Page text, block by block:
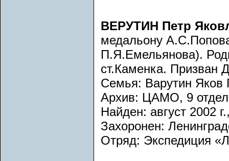
ВЕРУТИН Петр
медальону
П.Я.Емельянова).
ст.Каменка. Призван
Семья: Варутин Яков
Архив: ЦАМО, 9
Найден: август 2002
Захоронен:
Отряд: Экспедиция